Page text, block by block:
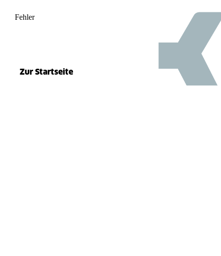
Fehler 500
Zur Startseite